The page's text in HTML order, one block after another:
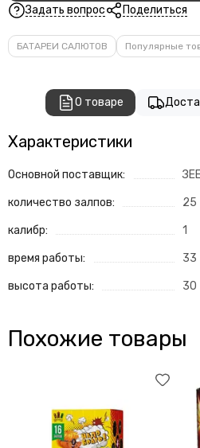
Задать вопрос Поделиться
БАТАРЕИ САЛЮТОВ Популярные
О товаре
Характеристики
Основной поставщик:
количество залпов: 25
калибр: 1
время работы: 33
высота работы: 30
Похожие товары